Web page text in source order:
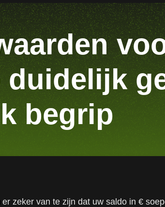
begrip
zeker van te zijn dat uw saldo in €